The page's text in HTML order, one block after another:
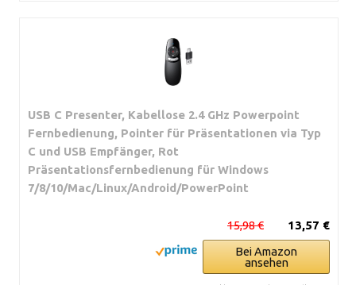
USB C Presenter, Kabellose 2.4 GHz Powerpoint
Fernbedienung, Pointer für Präsentationen via Typ
C und USB Empfänger, Rot
Präsentationsfernbedienung für Windows
7/8/10/Mac/Linux/Android/PowerPoint
13,57 €
15,98 €
Bei Amazon
ansehen